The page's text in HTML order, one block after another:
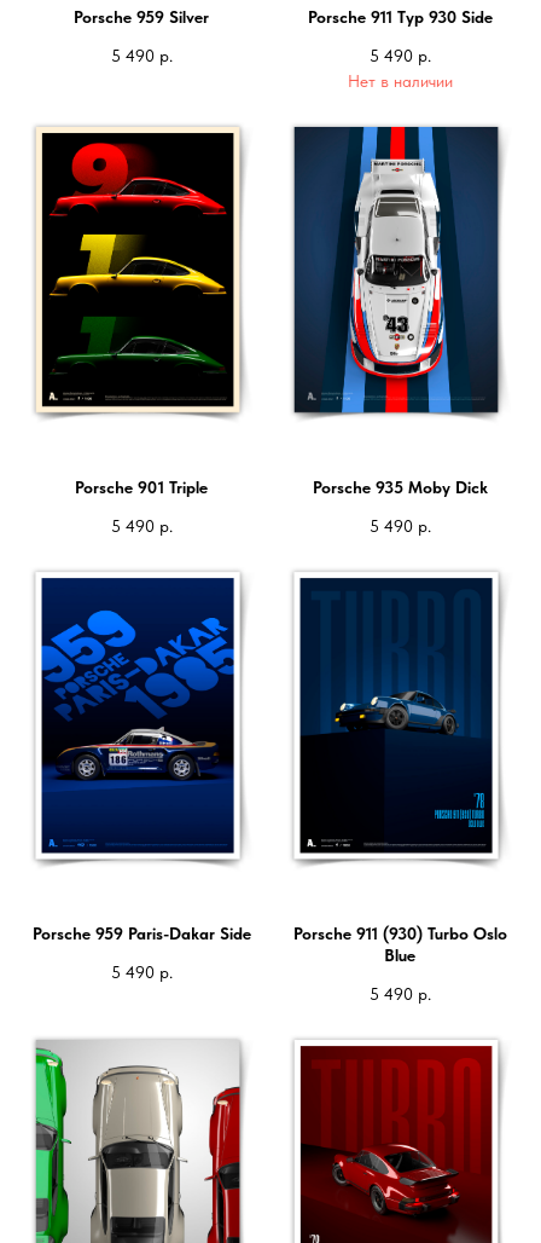
Porsche 959 Silver
5 490 р.
Porsche 911 Typ 930 Side
5 490 р.
Нет в наличии
Porsche 901 Triple
5 490 р.
Porsche 935 Moby Dick
5 490 р.
Porsche 959 Paris-Dakar Side
5 490 р.
Porsche 911 (930) Turbo Oslo
Blue
5 490 р.